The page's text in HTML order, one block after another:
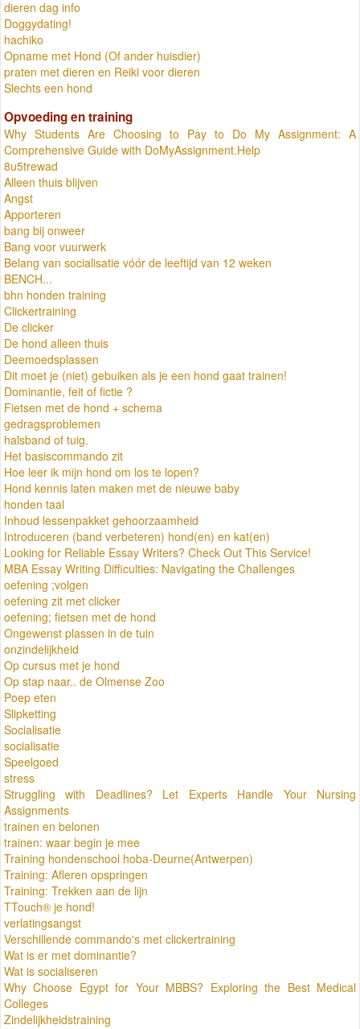
dieren dag info
Doggydating!
hachiko
Opname met Hond (Of ander huisdier)
praten met dieren en Reiki voor dieren
Slechts een hond
Opvoeding en training
Why Students Are Choosing to Pay to Do My Assignment: A
Comprehensive Guide with DoMyAssignment.Help
8u5trewad
Alleen thuis blijven
Angst
Apporteren
bang bij onweer
Bang voor vuurwerk
Belang van socialisatie vóór de leeftijd van 12 weken
BENCH...
bhn honden training
Clickertraining
De clicker
De hond alleen thuis
Deemoedsplassen
Dit moet je (niet) gebuiken als je een hond gaat trainen!
Dominantie, feit of fictie ?
Fietsen met de hond + schema
gedragsproblemen
halsband of tuig.
Het basiscommando zit
Hoe leer ik mijn hond om los te lopen?
Hond kennis laten maken met de nieuwe baby
honden taal
Inhoud lessenpakket gehoorzaamheid
Introduceren (band verbeteren) hond(en) en kat(en)
Looking for Reliable Essay Writers? Check Out This Service!
MBA Essay Writing Difficulties: Navigating the Challenges
oefening ;volgen
oefening zit met clicker
oefening; fietsen met de hond
Ongewenst plassen in de tuin
onzindelijkheid
Op cursus met je hond
Op stap naar.. de Olmense Zoo
Poep eten
Slipketting
Socialisatie
socialisatie
Speelgoed
stress
Struggling with Deadlines? Let Experts Handle Your Nursing
Assignments
trainen en belonen
trainen: waar begin je mee
Training hondenschool hoba-Deurne(Antwerpen)
Training: Afleren opspringen
Training: Trekken aan de lijn
TTouch® je hond!
verlatingsangst
Verschillende commando's met clickertraining
Wat is er met dominantie?
Wat is socialiseren
Why Choose Egypt for Your MBBS? Exploring the Best Medical
Colleges
Zindelijkheidstraining